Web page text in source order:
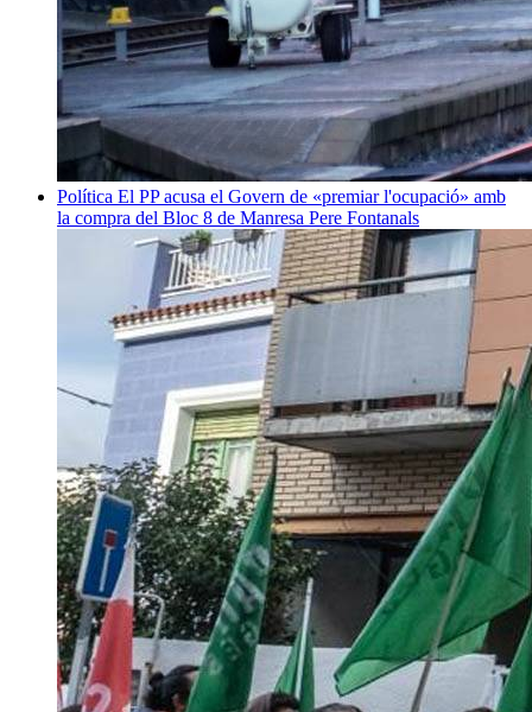
Política El PP acusa el Govern de «premiar l'ocupació» amb
la compra del Bloc 8 de Manresa Pere Fontanals